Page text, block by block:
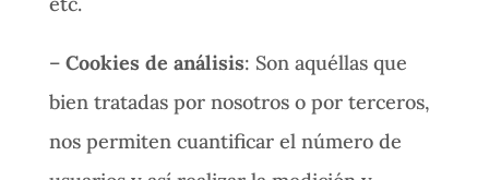
– Cookies de análisis: Son aquéllas que
bien tratadas por nosotros o por terceros,
nos permiten cuantificar el número de